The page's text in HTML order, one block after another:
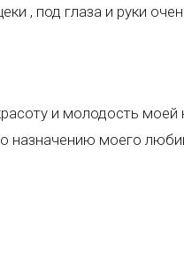
, под глаза и руки
и молодость моей
назначению моего